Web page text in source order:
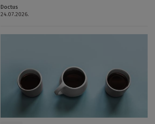
Doctus
24.07.2026.